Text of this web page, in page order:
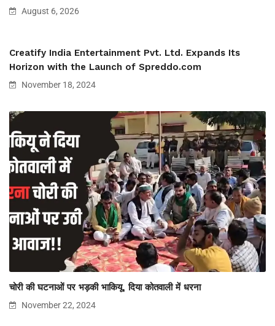
August 6, 2026
Creatify India Entertainment Pvt. Ltd. Expands Its
Horizon with the Launch of Spreddo.com
November 18, 2024
चोरी की घटनाओं पर भड़की भाकियू, दिया कोतवाली में धरना
November 22, 2024